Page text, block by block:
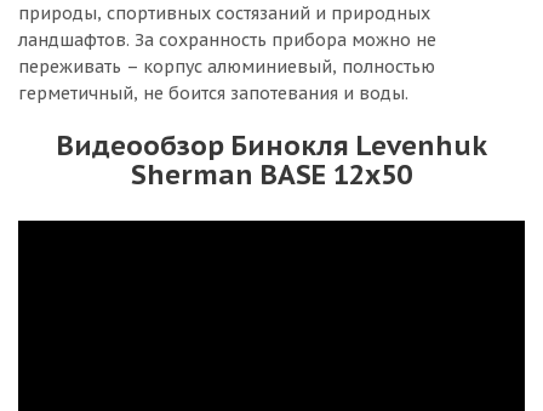
природы, спортивных состязаний и природных
ландшафтов. За сохранность прибора можно не
переживать – корпус алюминиевый, полностью
герметичный, не боится запотевания и воды.
Видеообзор Бинокля Levenhuk
Sherman BASE 12x50